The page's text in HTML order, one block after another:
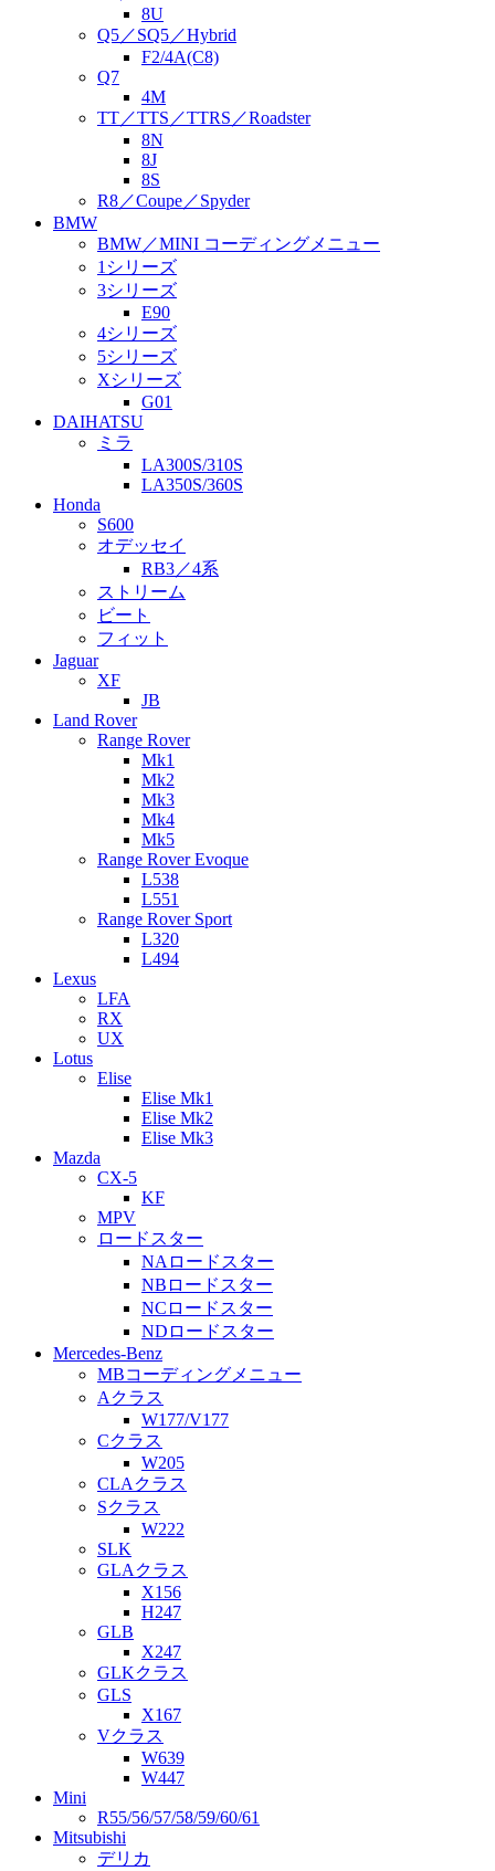
8U
Q5／SQ5／Hybrid
F2/4A(C8)
Q7
4M
TT／TTS／TTRS／Roadster
8N
8J
8S
R8／Coupe／Spyder
BMW
BMW／MINI コーディングメニュー
1シリーズ
3シリーズ
E90
4シリーズ
5シリーズ
Xシリーズ
G01
DAIHATSU
ミラ
LA300S/310S
LA350S/360S
Honda
S600
オデッセイ
RB3／4系
ストリーム
ビート
フィット
Jaguar
XF
JB
Land Rover
Range Rover
Mk1
Mk2
Mk3
Mk4
Mk5
Range Rover Evoque
L538
L551
Range Rover Sport
L320
L494
Lexus
LFA
RX
UX
Lotus
Elise
Elise Mk1
Elise Mk2
Elise Mk3
Mazda
CX-5
KF
MPV
ロードスター
NAロードスター
NBロードスター
NCロードスター
NDロードスター
Mercedes-Benz
MBコーディングメニュー
Aクラス
W177/V177
Cクラス
W205
CLAクラス
Sクラス
W222
SLK
GLAクラス
X156
H247
GLB
X247
GLKクラス
GLS
X167
Vクラス
W639
W447
Mini
R55/56/57/58/59/60/61
Mitsubishi
デリカ